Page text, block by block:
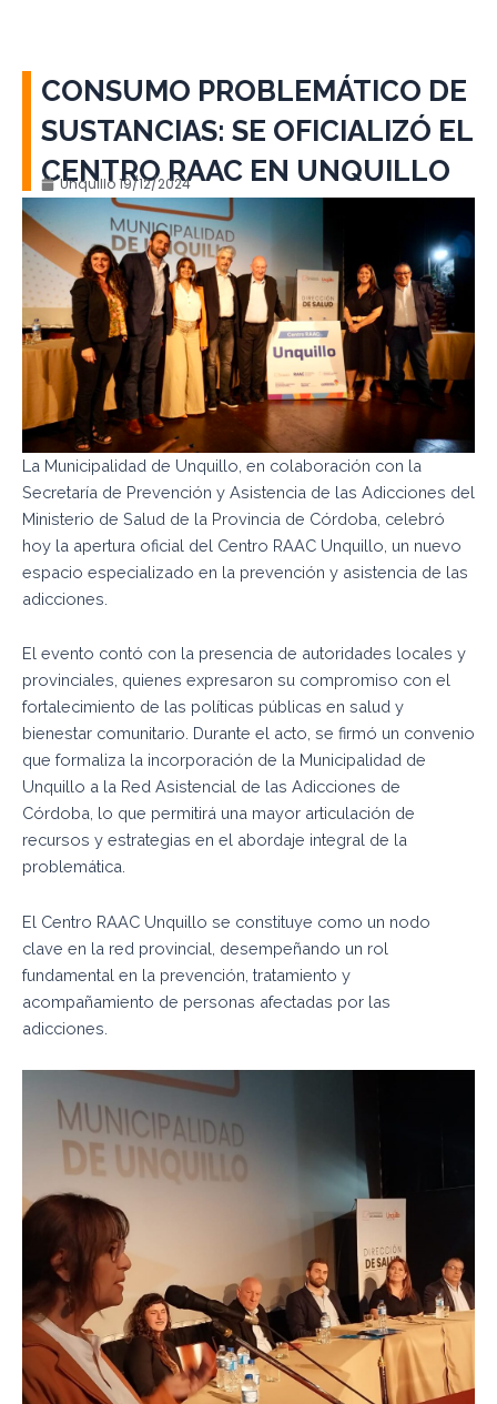
CONSUMO PROBLEMÁTICO DE
SUSTANCIAS: SE OFICIALIZÓ EL
CENTRO RAAC EN UNQUILLO
Unquillo19/12/2024
La Municipalidad de Unquillo, en colaboración con la
Secretaría de Prevención y Asistencia de las Adicciones del
Ministerio de Salud de la Provincia de Córdoba, celebró
hoy la apertura oficial del Centro RAAC Unquillo, un nuevo
espacio especializado en la prevención y asistencia de las
adicciones.
El evento contó con la presencia de autoridades locales y
provinciales, quienes expresaron su compromiso con el
fortalecimiento de las políticas públicas en salud y
bienestar comunitario. Durante el acto, se firmó un convenio
que formaliza la incorporación de la Municipalidad de
Unquillo a la Red Asistencial de las Adicciones de
Córdoba, lo que permitirá una mayor articulación de
recursos y estrategias en el abordaje integral de la
problemática.
El Centro RAAC Unquillo se constituye como un nodo
clave en la red provincial, desempeñando un rol
fundamental en la prevención, tratamiento y
acompañamiento de personas afectadas por las
adicciones.